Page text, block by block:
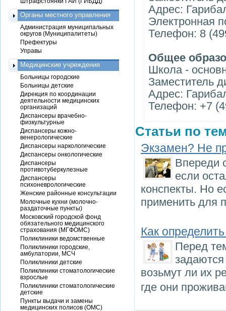
Адрес:
Электронная
Телефон: 8
Общее
Школа -
Заместитель
Адрес:
Телефон: +7
Статьи по
Экзамен? Не
Впереди
если
конспекты. Но
применить для
Как
Перед
возьмут ли их
где они
Органы местного управления
Администрация муниципальных
округов (Муниципалитеты)
Префектуры
Управы
Медицинские учреждения
Больницы городские
Больницы детские
Дирекция по координации
деятельности медицинских
организаций
Диспансеры врачебно-
физкультурные
Диспансеры кожно-
венерологические
Диспансеры наркологические
Диспансеры онкологические
Диспансеры
противотуберкулезные
Диспансеры
психоневрологические
Женские районные консультации
Молочные кухни (молочно-
раздаточные пункты)
Московский городской фонд
обязательного медицинского
страхования (МГФОМС)
Поликлиники ведомственные
Поликлиники городские,
амбулатории, МСЧ
Поликлиники детские
Поликлиники стоматологические
взрослые
Поликлиники стоматологические
детские
Пункты выдачи и замены
медицинских полисов (ОМС)